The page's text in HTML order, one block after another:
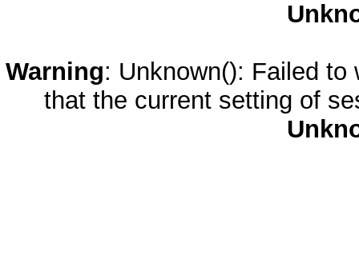
Warning: Unknown(): Failed
that the current setting of